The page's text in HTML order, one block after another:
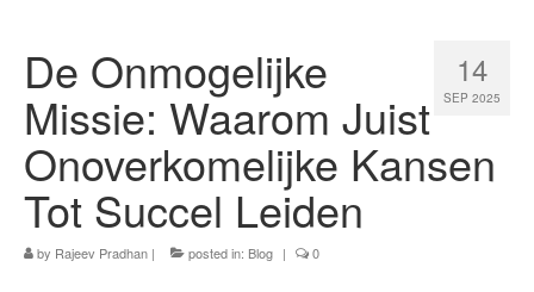
14
SEP 2025
De Onmogelijke
Missie: Waarom Juist
Onoverkomelijke Kansen
Tot Succel Leiden
by Rajeev Pradhan | posted in: Blog | 0